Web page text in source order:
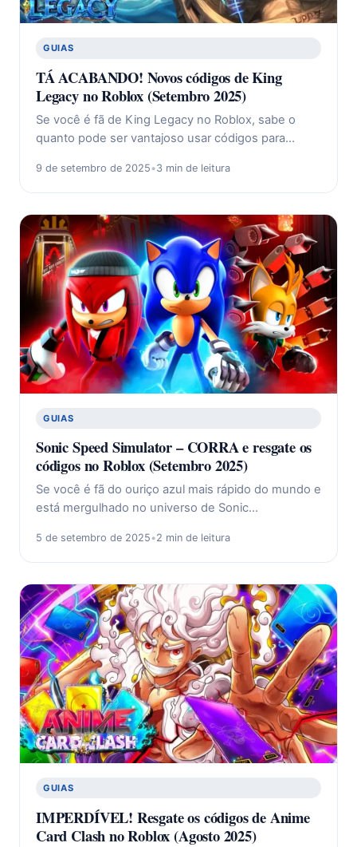
GUIAS
TÁ ACABANDO! Novos códigos de King
Legacy no Roblox (Setembro 2025)
Se você é fã de King Legacy no Roblox, sabe o
quanto pode ser vantajoso usar códigos para…
9 de setembro de 2025•3 min de leitura
GUIAS
Sonic Speed Simulator – CORRA e resgate os
códigos no Roblox (Setembro 2025)
Se você é fã do ouriço azul mais rápido do mundo e
está mergulhado no universo de Sonic…
5 de setembro de 2025•2 min de leitura
GUIAS
IMPERDÍVEL! Resgate os códigos de Anime
Card Clash no Roblox (Agosto 2025)